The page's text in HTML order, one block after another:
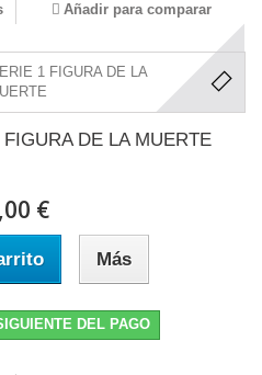
Añadir para comparar
DE LA MUERTE
€
Más
DEL PAGO